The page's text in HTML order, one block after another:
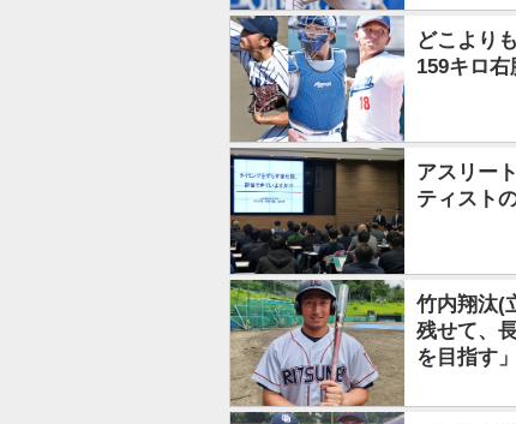
どこより
159キロ
アスリー
ティスト
竹内翔汰(
残せて、
を目指す」